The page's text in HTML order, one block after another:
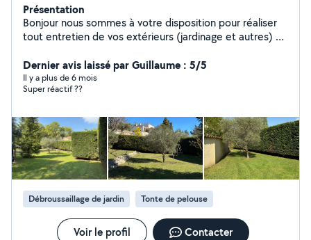
Présentation
Bonjour nous sommes à votre disposition pour réaliser
tout entretien de vos extérieurs (jardinage et autres) et
service.
Dernier avis laissé par Guillaume : 5/5
Il y a plus de 6 mois
Super réactif ??
Débroussaillage de jardin Tonte de pelouse
Voir le profil Contacter